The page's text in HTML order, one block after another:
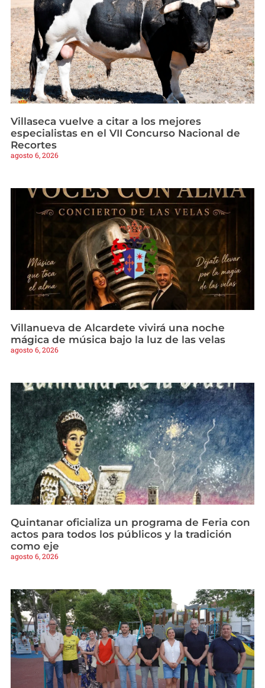
Villaseca vuelve a citar a los mejores
especialistas en el VII Concurso Nacional de
Recortes
agosto 6, 2026
Villanueva de Alcardete vivirá una noche
mágica de música bajo la luz de las velas
agosto 6, 2026
Quintanar oficializa un programa de Feria con
actos para todos los públicos y la tradición
como eje
agosto 6, 2026